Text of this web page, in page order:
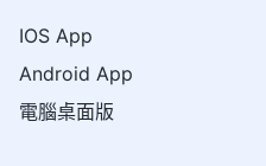
IOS App
Android App
電腦桌面版